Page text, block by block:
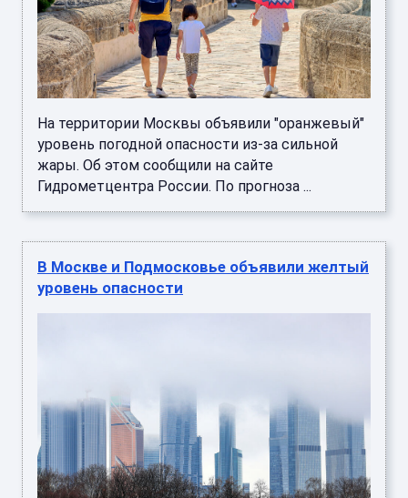
На территории Москвы объявили "оранжевый"
уровень погодной опасности из-за сильной
жары. Об этом сообщили на сайте
Гидрометцентра России. По прогноза ...
В Москве и Подмосковье объявили желтый
уровень опасности